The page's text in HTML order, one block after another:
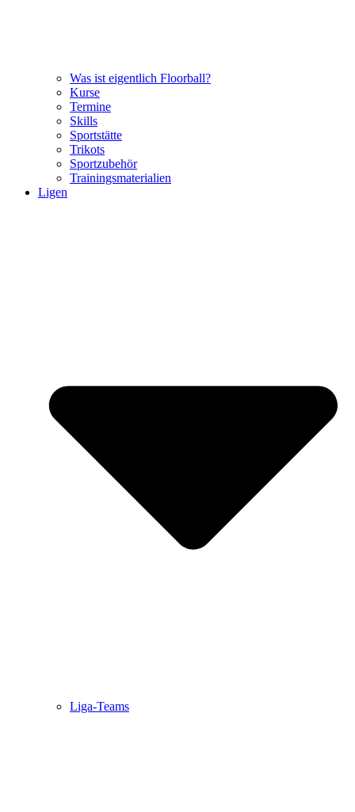
Was ist eigentlich Floorball?
Kurse
Termine
Skills
Sportstätte
Trikots
Sportzubehör
Trainingsmaterialien
Ligen
Liga-Teams